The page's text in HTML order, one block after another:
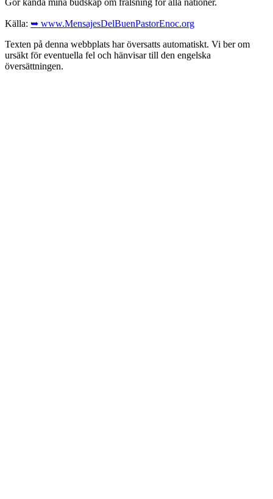
Källa: ➥ www.MensajesDelBuenPastorEnoc.org
Texten på denna webbplats har översatts automatiskt. Vi ber om
ursäkt för eventuella fel och hänvisar till den engelska
översättningen.